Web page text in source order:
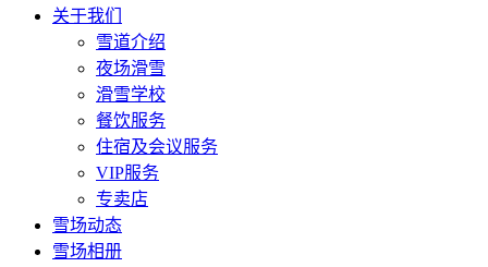
关于我们
雪道介绍
夜场滑雪
滑雪学校
餐饮服务
住宿及会议服务
VIP服务
专卖店
雪场动态
雪场相册